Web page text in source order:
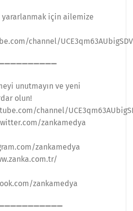
yararlanmak için ailemize
channel/
unutmayın ve yeni
olun!
channel/
zankamedya
zankamedya
zankamedya